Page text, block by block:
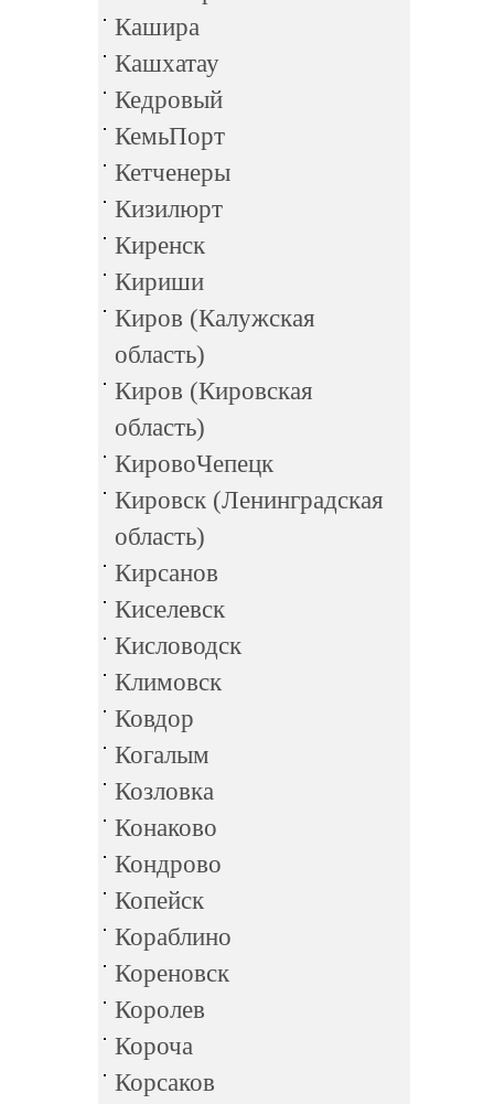
Кашира
Кашхатау
Кедровый
КемьПорт
Кетченеры
Кизилюрт
Киренск
Кириши
Киров (Калужская
область)
Киров (Кировская
область)
КировоЧепецк
Кировск (Ленинградская
область)
Кирсанов
Киселевск
Кисловодск
Климовск
Ковдор
Когалым
Козловка
Конаково
Кондрово
Копейск
Кораблино
Кореновск
Королев
Короча
Корсаков